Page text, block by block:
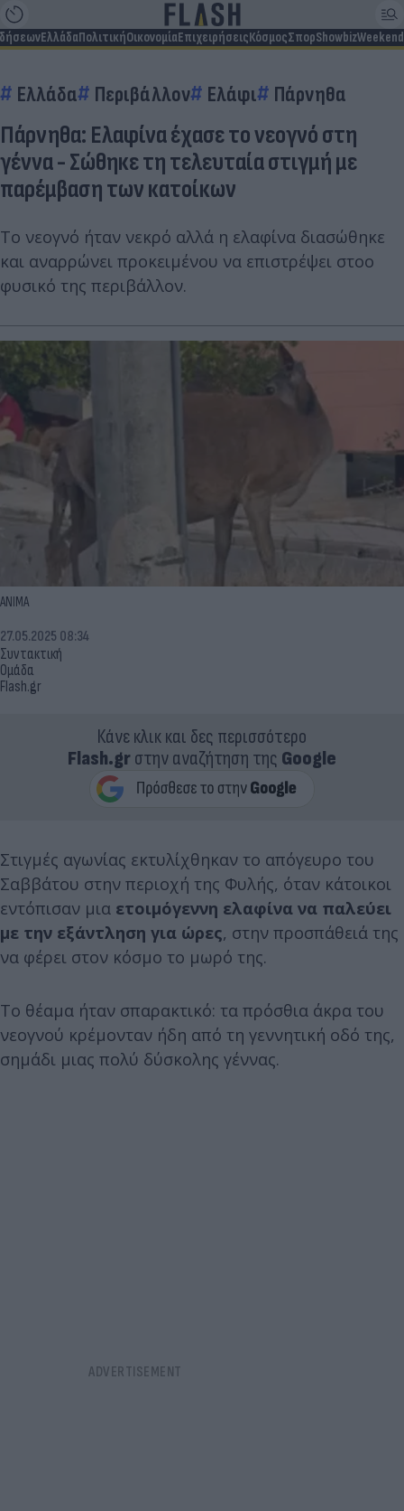
ΕλλάδαΠολιτικήΟικονομίαΕπιχειρήσειςΚόσμοςΣπορShowbizWeekend
Ελλάδα Περιβάλλον Ελάφι Πάρνηθα
Πάρνηθα: Ελαφίνα έχασε το νεογνό στη
γέννα - Σώθηκε τη τελευταία στιγμή με
παρέμβαση των κατοίκων
Το νεογνό ήταν νεκρό αλλά η ελαφίνα διασώθηκε
και αναρρώνει προκειμένου να επιστρέψει στοο
φυσικό της περιβάλλον.
ANIMA
Συντακτική
Ομάδα
Flash.gr
27.05.2025 08:34
Κάνε κλικ και δες περισσότερο
Flash.grστην αναζήτηση της Google
Στιγμές αγωνίας εκτυλίχθηκαν το απόγευρο του
Σαββάτου στην περιοχή της Φυλής, όταν κάτοικοι
εντόπισαν μια ετοιμόγεννη ελαφίνα να παλεύει
με την εξάντληση για ώρες, στην προσπάθειά της
να φέρει στον κόσμο το μωρό της.
Το θέαμα ήταν σπαρακτικό: τα πρόσθια άκρα του
νεογνού κρέμονταν ήδη από τη γεννητική οδό της,
σημάδι μιας πολύ δύσκολης γέννας.